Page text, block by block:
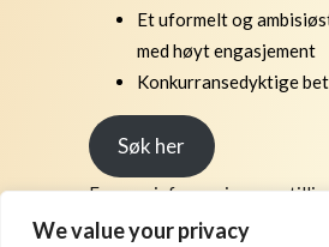
We value your privacy
Et uformelt og
med høyt engasjement
Konkurransedyktige
Søk her
For mer informasjon om
Wenche Petlund, telefon 958